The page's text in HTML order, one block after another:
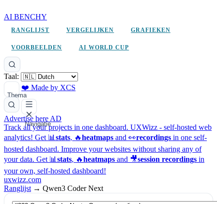
AI BENCHY
RANGLIJST VERGELIJKEN GRAFIEKEN
VOORBEELDEN AI WORLD CUP
Taal:
Thema
❤️ Made by XCS
Navigatie
Advertise here AD
Track all your projects in one dashboard. UXWizz - self-hosted web
analytics! Get 📊 stats, 🔥heatmaps and 👀recordings in one self-
hosted dashboard. Improve your websites without sharing any of
your data. Get 📊 stats, 🔥heatmaps and 🎥session recordings in
your own, self-hosted dashboard!
uxwizz.com
Ranglijst → Qwen3 Coder Next